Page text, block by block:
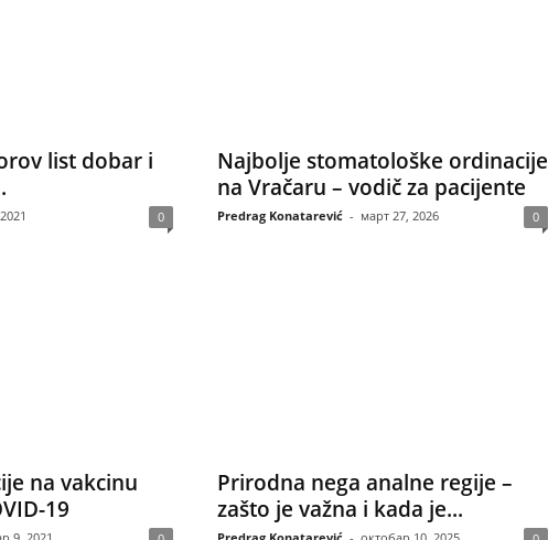
list dobar i
0
Najbolje stomatološke ordinacije
na Vračaru – vodič za pacijente
Predrag Konatarević - март 27, 2026 0
na vakcinu
19
Prirodna nega analne regije –
zašto je važna i kada je...